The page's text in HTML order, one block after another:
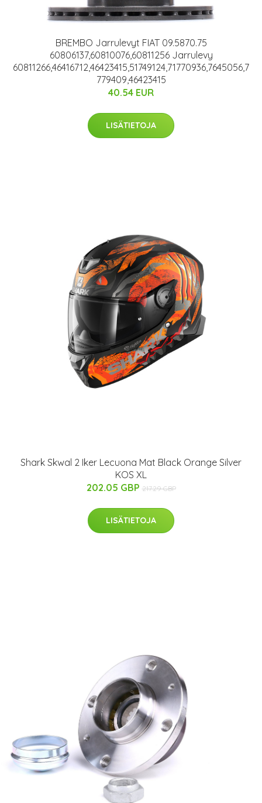
BREMBO Jarrulevyt FIAT 09.5870.75
60806137,60810076,60811256 Jarrulevy
60811266,46416712,46423415,51749124,71770936,7645056,7
779409,46423415
40.54 EUR
LISÄTIETOJA
Shark Skwal 2 Iker Lecuona Mat Black Orange Silver
KOS XL
202.05 GBP 217.29 GBP
LISÄTIETOJA